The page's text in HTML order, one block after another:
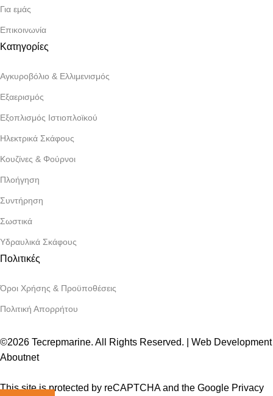
Για εμάς
Επικοινωνία
Κατηγορίες
Αγκυροβόλιο & Ελλιμενισμός
Εξαερισμός
Εξοπλισμός Ιστιοπλοϊκού
Ηλεκτρικά Σκάφους
Κουζίνες & Φούρνοι
Πλοήγηση
Συντήρηση
Σωστικά
Υδραυλικά Σκάφους
Πολιτικές
Όροι Χρήσης & Προϋποθέσεις
Πολιτική Απορρήτου
©2026 Tecrepmarine. All Rights Reserved. | Web Development
Aboutnet
This site is protected by reCAPTCHA and the Google Privacy